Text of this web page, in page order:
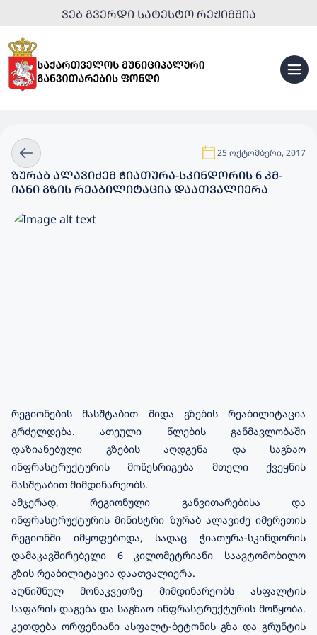
ᲕᲔᲑ ᲒᲕᲔᲠᲓᲘ ᲡᲐᲢᲔᲡᲢᲝ ᲠᲔᲟᲘᲛᲨᲘᲐ
25 ოქტომბერი, 2017
ᲖᲣᲠᲐᲑ ᲐᲚᲐᲕᲘᲫᲔᲛ ᲭᲘᲐᲗᲣᲠᲐ-ᲡᲙᲘᲜᲓᲝᲠᲘᲡ 6 ᲙᲛ-
ᲘᲐᲜᲘ ᲒᲖᲘᲡ ᲠᲔᲐᲑᲘᲚᲘᲢᲐᲪᲘᲐ ᲓᲐᲐᲗᲕᲐᲚᲘᲔᲠᲐ
რეგიონების მასშტაბით შიდა გზების რეაბილიტაცია
გრძელდება. ათეული წლების განმავლობაში
დაზიანებული გზების აღდგენა და საგზაო
ინფრასტრუქტურის მოწესრიგება მთელი ქვეყნის
მასშტაბით მიმდინარეობს.
ამჯერად, რეგიონული განვითარებისა და
ინფრასტრუქტურის მინისტრი ზურაბ ალავიძე იმერეთის
რეგიონში იმყოფებოდა, სადაც ჭიათურა-სკინდორის
დამაკავშირებელი 6 კილომეტრიანი საავტომობილო
გზის რეაბილიტაცია დაათვალიერა.
აღნიშნულ მონაკვეთზე მიმდინარეობს ასფალტის
საფარის დაგება და საგზაო ინფრასტრუქტურის მოწყობა.
კეთდება ორფენიანი ასფალტ-ბეტონის გზა და გრუნტის